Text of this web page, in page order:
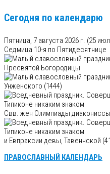
Сегодня по календарю
Пятница, 7 августа 2026 г. (25
Седмица 10-я по Пятидесятнице
Пресвятой Богородицы
Унженского (1444)
Свв. жен Олимпиады диакониссы
и Евпраксии девы, Тавеннской
ПРАВОСЛАВНЫЙ КАЛЕНДАРЬ